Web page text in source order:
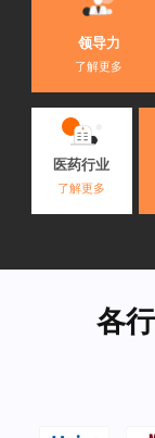
领导力
了解更多
医药行业
了解更多
各